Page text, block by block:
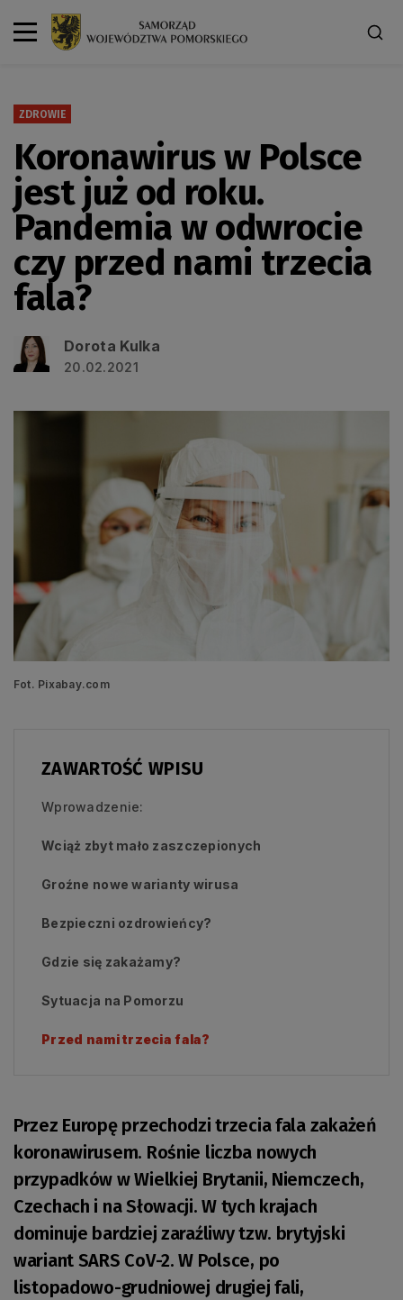
ZDROWIE
Koronawirus w Polsce
jest już od roku.
Pandemia w odwrocie
czy przed nami trzecia
fala?
Dorota Kulka
20.02.2021
Fot. Pixabay.com
ZAWARTOŚĆ WPISU
Wprowadzenie:
Wciąż zbyt mało zaszczepionych
Groźne nowe warianty wirusa
Bezpieczni ozdrowieńcy?
Gdzie się zakażamy?
Sytuacja na Pomorzu
Przed nami trzecia fala?
Przez Europę przechodzi trzecia fala zakażeń
koronawirusem. Rośnie liczba nowych
przypadków w Wielkiej Brytanii, Niemczech,
Czechach i na Słowacji. W tych krajach
dominuje bardziej zaraźliwy tzw. brytyjski
wariant SARS CoV-2. W Polsce, po
listopadowo-grudniowej drugiej fali,